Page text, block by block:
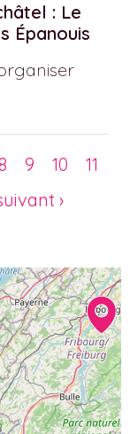
: Le
Épanouis
9 10
11
›